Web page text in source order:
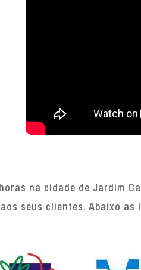
na cidade de Jardim
seus clientes. Abaixo as